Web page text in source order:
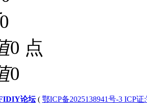
0
0 点
0
论坛( 鄂ICP备2025138941号-3 ICP